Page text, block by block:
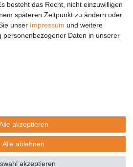
besteht das Recht, nicht einzuwilligen
späteren Zeitpunkt zu ändern oder
unser Impressum und weitere
personenbezogener Daten in unserer
akzeptieren
Alle ablehnen
akzeptieren